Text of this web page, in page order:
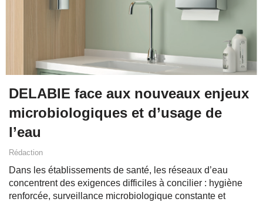
DELABIE face aux nouveaux enjeux
microbiologiques et d’usage de
l’eau
Rédaction
Dans les établissements de santé, les réseaux d’eau
concentrent des exigences difficiles à concilier : hygiène
renforcée, surveillance microbiologique constante et